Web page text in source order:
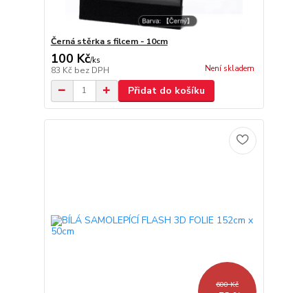
Černá stěrka s filcem - 10cm
100 Kč/ks
83 Kč bez DPH Není skladem
Přidat do košíku
600 Kč